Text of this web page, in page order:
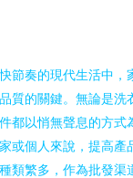
節奏的現代生活中，
質的關鍵。無論是洗
都以悄無聲息的方式
或個人來說，提高產
類繁多，作為批發渠